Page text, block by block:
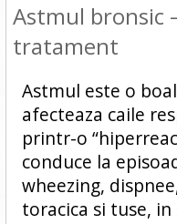
Astmul bronsic
tratament
Astmul este o
afecteaza caile
printr-o
conduce la
wheezing,
toracica si tuse,